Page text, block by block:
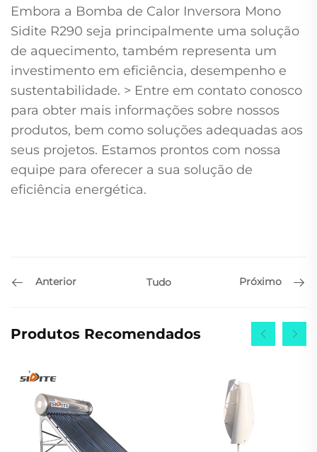
Embora a Bomba de Calor Inversora Mono
Sidite R290 seja principalmente uma solução
de aquecimento, também representa um
investimento em eficiência, desempenho e
sustentabilidade. > Entre em contato conosco
para obter mais informações sobre nossos
produtos, bem como soluções adequadas aos
seus projetos. Estamos prontos com nossa
equipe para oferecer a sua solução de
eficiência energética.
Anterior Tudo Próximo
Produtos Recomendados